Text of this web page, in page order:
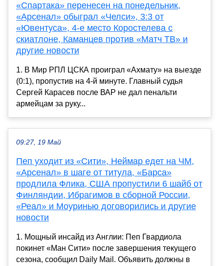
«Спартака» перенесен на понедельник,
«Арсенал» обыграл «Челси», 3:3 от
«Ювентуса», 4-е место Коростелева с
скиатлоне, Каманцев против «Матч ТВ» и
другие новости
1. В Мир РПЛ ЦСКА проиграл «Ахмату» на выезде
(0:1), пропустив на 4-й минуте. Главный судья
Сергей Карасев после ВАР не дал пенальти
армейцам за руку...
09:27, 19 Май
Пеп уходит из «Сити», Неймар едет на ЧМ,
«Арсенал» в шаге от титула, «Барса»
продлила Флика, США пропустили 6 шайб от
Финляндии, Ибрагимов в сборной России,
«Реал» и Моуринью договорились и другие
новости
1. Мощный инсайд из Англии: Пеп Гвардиола
покинет «Ман Сити» после завершения текущего
сезона, сообщил Daily Mail. Объявить должны в